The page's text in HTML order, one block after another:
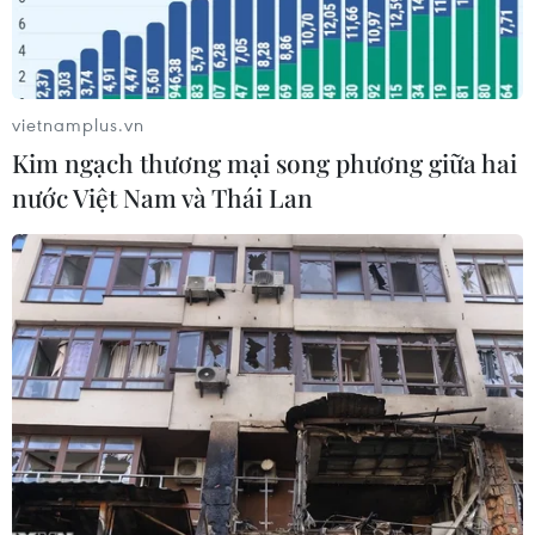
Rừng sồi cao tuổi trong Công viên quốc gia Kalkalpen. (Nguồn:
European Wilderness Society)
Một nhóm các nhà khoa học Italy đã phá hiện
một cây sồi được xem là lâu đời nhất châu Âu
tại Công viên quốc gia Kalkalpen ở Áo.
vietnamplus.vn
Kim ngạch thương mại song phương giữa hai
nước Việt Nam và Thái Lan